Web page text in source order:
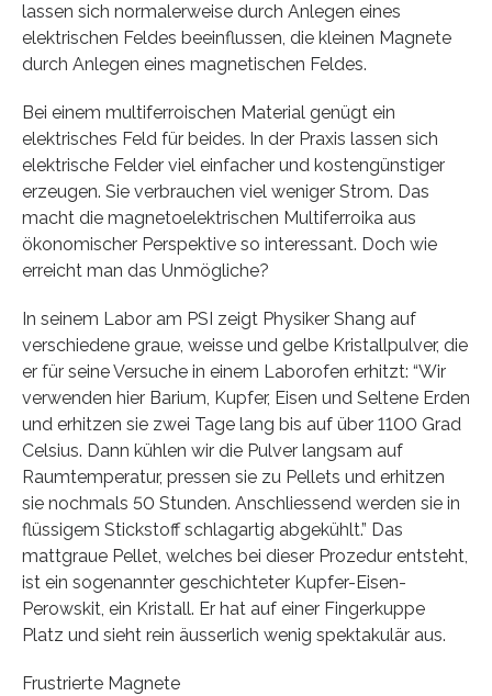
lassen sich normalerweise durch Anlegen eines
elektrischen Feldes beeinflussen, die kleinen Magnete
durch Anlegen eines magnetischen Feldes.
Bei einem multiferroischen Material genügt ein
elektrisches Feld für beides. In der Praxis lassen sich
elektrische Felder viel einfacher und kostengünstiger
erzeugen. Sie verbrauchen viel weniger Strom. Das
macht die magnetoelektrischen Multiferroika aus
ökonomischer Perspektive so interessant. Doch wie
erreicht man das Unmögliche?
In seinem Labor am PSI zeigt Physiker Shang auf
verschiedene graue, weisse und gelbe Kristallpulver, die
er für seine Versuche in einem Laborofen erhitzt: “Wir
verwenden hier Barium, Kupfer, Eisen und Seltene Erden
und erhitzen sie zwei Tage lang bis auf über 1100 Grad
Celsius. Dann kühlen wir die Pulver langsam auf
Raumtemperatur, pressen sie zu Pellets und erhitzen
sie nochmals 50 Stunden. Anschliessend werden sie in
flüssigem Stickstoff schlagartig abgekühlt.” Das
mattgraue Pellet, welches bei dieser Prozedur entsteht,
ist ein sogenannter geschichteter Kupfer-Eisen-
Perowskit, ein Kristall. Er hat auf einer Fingerkuppe
Platz und sieht rein äusserlich wenig spektakulär aus.
Frustrierte Magnete